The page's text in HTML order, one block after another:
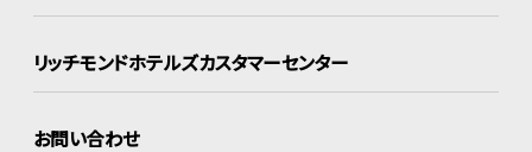
リッチモンドホテルズカスタマーセンター
お問い合わせ